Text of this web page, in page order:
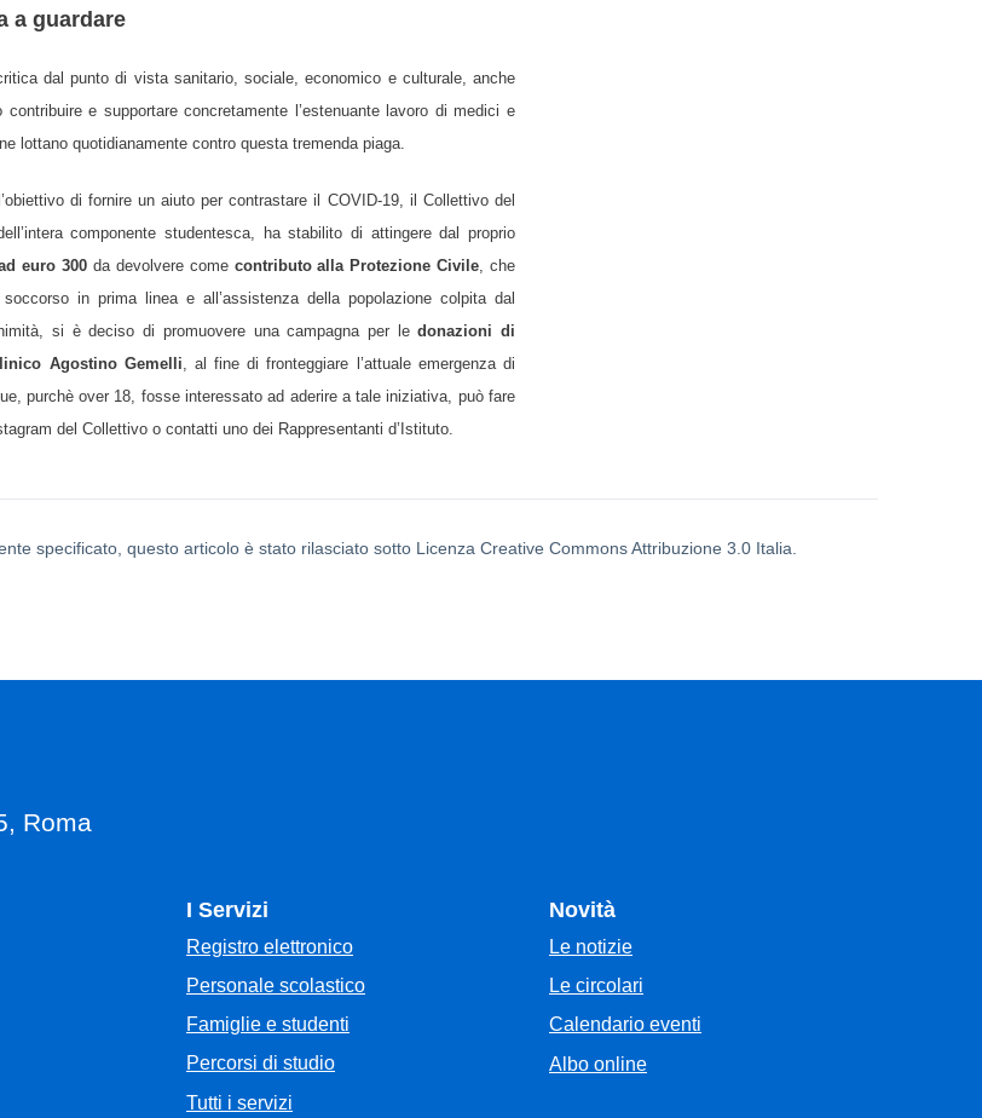
a guardare
dal punto di vista sanitario, sociale, economico e culturale, anche
contribuire e supportare concretamente l’estenuante lavoro di medici e
lottano quotidianamente contro questa tremenda piaga.
di fornire un aiuto per contrastare il COVID-19, il Collettivo del
componente studentesca, ha stabilito di attingere dal proprio
euro 300 da devolvere come contributo alla Protezione Civile, che
in prima linea e all’assistenza della popolazione colpita dal
si è deciso di promuovere una campagna per ledonazioni di
Agostino Gemelli, al fine di fronteggiare l’attuale emergenza di
purchè over 18, fosse interessato ad aderire a tale iniziativa, può fare
del Collettivo o contatti uno dei Rappresentanti d’Istituto.
specificato, questo articolo è stato rilasciato sotto Licenza Creative Commons Attribuzione 3.0 Italia.
Roma
I Servizi
Registro elettronico
Personale scolastico
Famiglie e studenti
Percorsi di studio
Tutti i servizi
Novità
Le notizie
Le circolari
Calendario eventi
Albo online